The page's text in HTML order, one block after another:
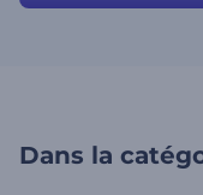
Dans la